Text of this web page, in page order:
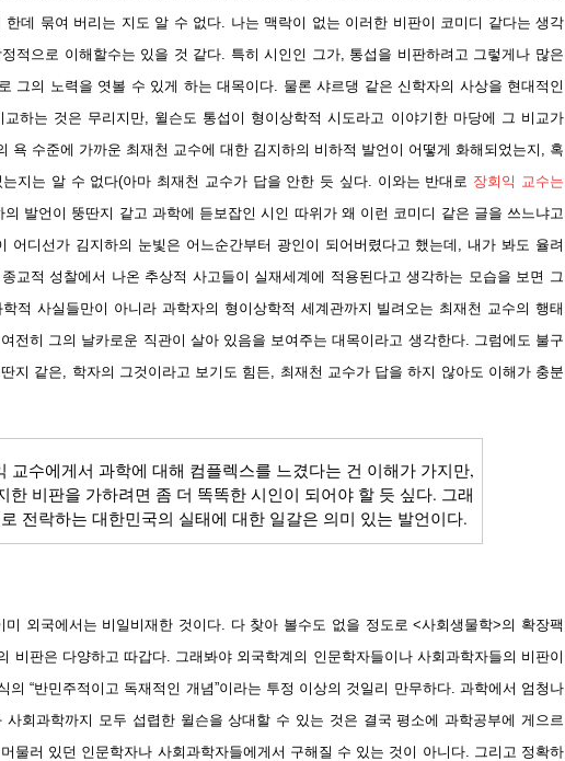
한데 묶여 버리는 지도 알 수 없다. 나는 맥락이 없는 이러한 비판이 코미디 같다는 생각
적으로 이해할수는 있을 것 같다. 특히 시인인 그가, 통섭을 비판하려고 그렇게나 많은
그의 노력을 엿볼 수 있게 하는 대목이다. 물론 샤르댕 같은 신학자의 사상을 현대적인
하는 것은 무리지만, 윌슨도 통섭이 형이상학적 시도라고 이야기한 마당에 그 비교가
욕 수준에 가까운 최재천 교수에 대한 김지하의 비하적 발언이 어떻게 화해되었는지, 혹
지는 알 수 없다(아마 최재천 교수가 답을 안한 듯 싶다. 이와는 반대로 장회익 교수는
의 발언이 뚱딴지 같고 과학에 듣보잡인 시인 따위가 왜 이런 코미디 같은 글을 쓰느냐고
어디선가 김지하의 눈빛은 어느순간부터 광인이 되어버렸다고 했는데, 내가 봐도 율려
교적 성찰에서 나온 추상적 사고들이 실재세계에 적용된다고 생각하는 모습을 보면 그
적 사실들만이 아니라 과학자의 형이상학적 세계관까지 빌려오는 최재천 교수의 행태
전히 그의 날카로운 직관이 살아 있음을 보여주는 대목이라고 생각한다. 그럼에도 불구
지 같은, 학자의 그것이라고 보기도 힘든, 최재천 교수가 답을 하지 않아도 이해가 충분
교수에게서 과학에 대해 컴플렉스를 느겼다는 건 이해가 가지만,
한 비판을 가하려면 좀 더 똑똑한 시인이 되어야 할 듯 싶다. 그래
전락하는 대한민국의 실태에 대한 일갈은 의미 있는 발언이다.
외국에서는 비일비재한 것이다. 다 찾아 볼수도 없을 정도로 <사회생물학>의 확장팩
비판은 다양하고 따갑다. 그래봐야 외국학계의 인문학자들이나 사회과학자들의 비판이
의 “반민주적이고 독재적인 개념”이라는 투정 이상의 것일리 만무하다. 과학에서 엄청나
사회과학까지 모두 섭렵한 윌슨을 상대할 수 있는 것은 결국 평소에 과학공부에 게으르
물러 있던 인문학자나 사회과학자들에게서 구해질 수 있는 것이 아니다. 그리고 정확하